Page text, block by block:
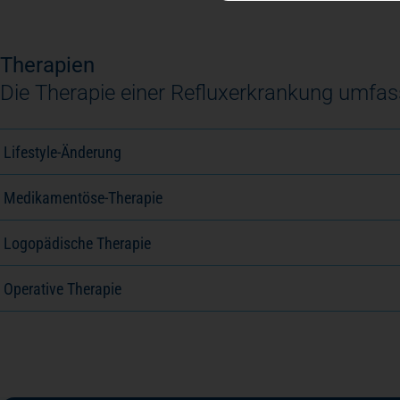
Therapien
Die Therapie einer Refluxerkrankung
Lifestyle-Änderung
Medikamentöse-Therapie
Logopädische Therapie
Operative Therapie